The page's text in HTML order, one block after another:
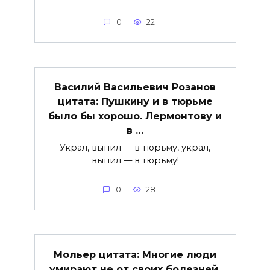
0 22
Василий Васильевич Розанов
цитата: Пушкину и в тюрьме
было бы хорошо. Лермонтову и
в …
Украл, выпил — в тюрьму, украл,
выпил — в тюрьму!
0 28
Мольер цитата: Многие люди